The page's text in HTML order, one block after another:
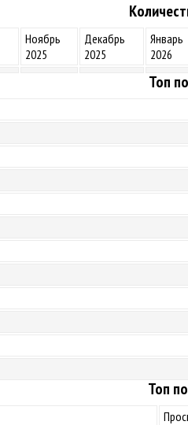
Ноябрь
2025
Декабрь
2025
Январь
2026
Топ
Топ